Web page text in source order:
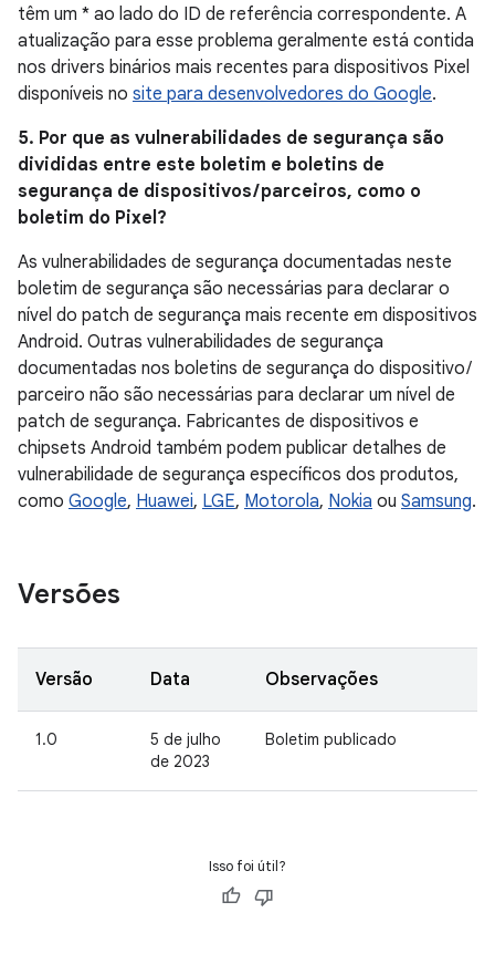
têm um * ao lado do ID de referência correspondente. A
atualização para esse problema geralmente está contida
nos drivers binários mais recentes para dispositivos Pixel
disponíveis no site para desenvolvedores do Google.
5. Por que as vulnerabilidades de segurança são
divididas entre este boletim e boletins de
segurança de dispositivos / parceiros, como o
boletim do Pixel?
As vulnerabilidades de segurança documentadas neste
boletim de segurança são necessárias para declarar o
nível do patch de segurança mais recente em dispositivos
Android. Outras vulnerabilidades de segurança
documentadas nos boletins de segurança do dispositivo /
parceiro não são necessárias para declarar um nível de
patch de segurança. Fabricantes de dispositivos e
chipsets Android também podem publicar detalhes de
vulnerabilidade de segurança específicos dos produtos,
como Google, Huawei, LGE, Motorola, Nokia ou Samsung.
Versões
Versão Data Observações
1.0
5 de julho
de 2023
Boletim publicado
Isso foi útil?